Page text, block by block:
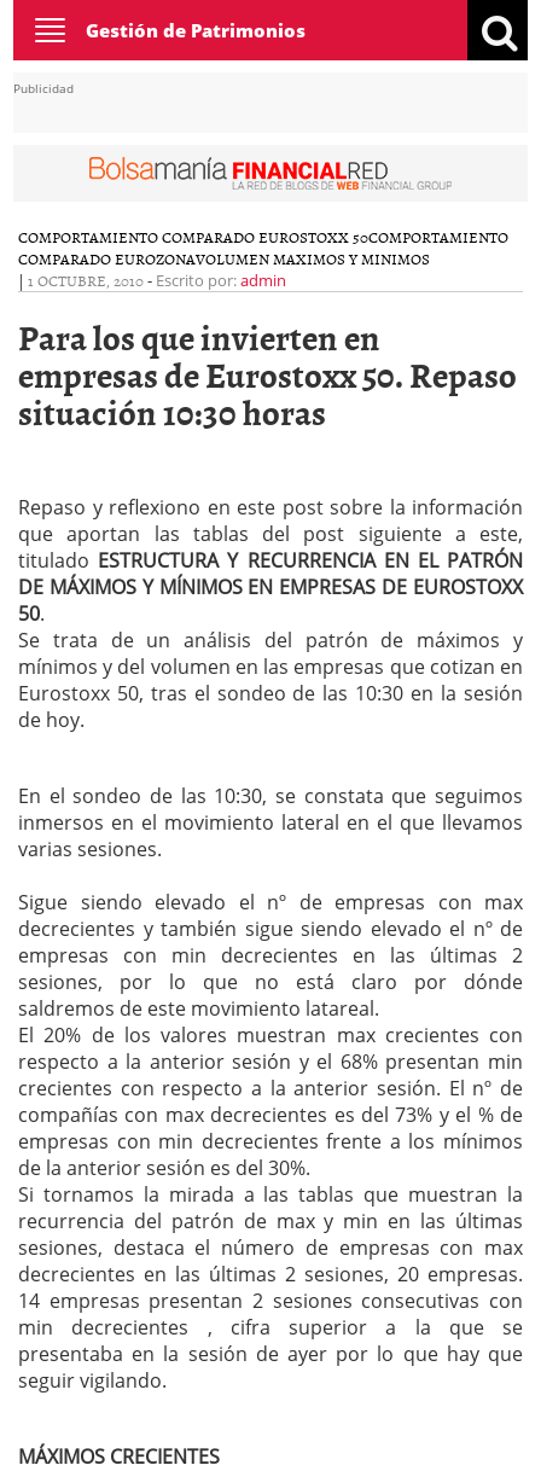
Toggle
navigation
Gestión de Patrimonios
Publicidad
COMPORTAMIENTO COMPARADO EUROSTOXX 50COMPORTAMIENTO
COMPARADO EUROZONAVOLUMEN MAXIMOS Y MINIMOS
| 1 OCTUBRE, 2010- Escrito por:admin
Para los que invierten en
empresas de Eurostoxx 50. Repaso
situación 10:30 horas
Repaso y reflexiono en este post sobre la información
que aportan las tablas del post siguiente a este,
titulado ESTRUCTURA Y RECURRENCIA EN EL PATRÓN
DE MÁXIMOS Y MÍNIMOS EN EMPRESAS DE EUROSTOXX
50.
Se trata de un análisis del patrón de máximos y
mínimos y del volumen en las empresas que cotizan en
Eurostoxx 50, tras el sondeo de las 10:30 en la sesión
de hoy.
En el sondeo de las 10:30, se constata que seguimos
inmersos en el movimiento lateral en el que llevamos
varias sesiones.
Sigue siendo elevado el nº de empresas con max
decrecientes y también sigue siendo elevado el nº de
empresas con min decrecientes en las últimas 2
sesiones, por lo que no está claro por dónde
saldremos de este movimiento latareal.
El 20% de los valores muestran max crecientes con
respecto a la anterior sesión y el 68% presentan min
crecientes con respecto a la anterior sesión. El nº de
compañías con max decrecientes es del 73% y el % de
empresas con min decrecientes frente a los mínimos
de la anterior sesión es del 30%.
Si tornamos la mirada a las tablas que muestran la
recurrencia del patrón de max y min en las últimas
sesiones, destaca el número de empresas con max
decrecientes en las últimas 2 sesiones, 20 empresas.
14 empresas presentan 2 sesiones consecutivas con
min decrecientes , cifra superior a la que se
presentaba en la sesión de ayer por lo que hay que
seguir vigilando.
MÁXIMOS CRECIENTES